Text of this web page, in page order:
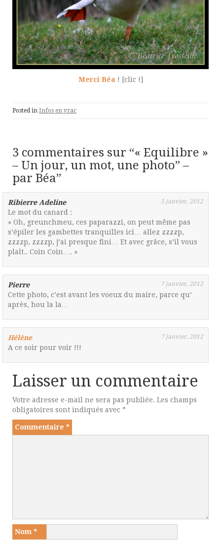
Merci Béa ! [clic !]
Posted in Infos en vrac
3 commentaires sur “« Equilibre »
– Un jour, un mot, une photo” –
par Béa”
Ribierre Adeline 5 janvier, 2012
Le mot du canard :
« Oh, greunchmeu, ces paparazzi, on peut même pas
s’épiler les gambettes tranquilles ici… allez zzzzp,
zzzzp, zzzzp, j’ai presque fini… Et avec grâce, s’il vous
plaît.. Coin Coin…. »
Pierre 7 janvier, 2012
Cette photo, c’est avant les voeux du maire, parce qu’
après, hou la la…
Hélène 7 janvier, 2012
A ce soir pour voir !!!
Laisser un commentaire
Votre adresse e-mail ne sera pas publiée. Les champs
obligatoires sont indiqués avec *
Commentaire *
Nom *